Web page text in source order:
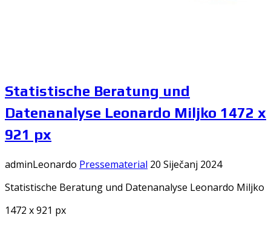
Statistische Beratung und
Datenanalyse Leonardo Miljko 1472 x
921 px
adminLeonardo Pressematerial 20 Siječanj 2024
Statistische Beratung und Datenanalyse Leonardo Miljko
1472 x 921 px